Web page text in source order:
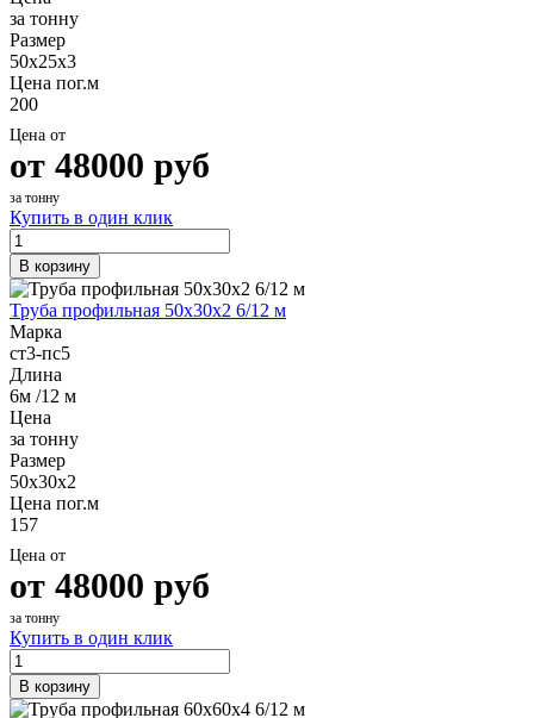
за тонну
Размер
50х25х3
Цена пог.м
200
Цена от
от 48000 руб
за тонну
Купить в один клик
В корзину
Труба профильная 50х30х2 6/12 м
Марка
ст3-пс5
Длина
6м /12 м
Цена
за тонну
Размер
50х30х2
Цена пог.м
157
Цена от
от 48000 руб
за тонну
Купить в один клик
В корзину